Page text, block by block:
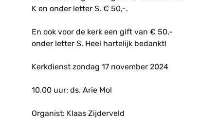
K en onder letter S. € 50,-.
En ook voor de kerk een gift van € 50,-
onder letter S. Heel hartelijk bedankt!
Kerkdienst zondag 17 november 2024
10.00 uur: ds. Arie Mol
Organist: Klaas Zijderveld